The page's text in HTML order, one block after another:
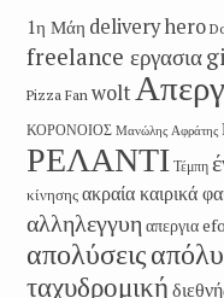
1η Μάη delivery hero
freelance εργασια
Pizza Fan wolt
ΚΟΡΟΝΟΙΟΣ Μανώλης Αφράτης
ΡΕΛΑΝΤΙ Τέμπη
κίνησηςακραία καιρικά
αλληλεγγυη απεργια
απολύσεις
ταχυδρομική